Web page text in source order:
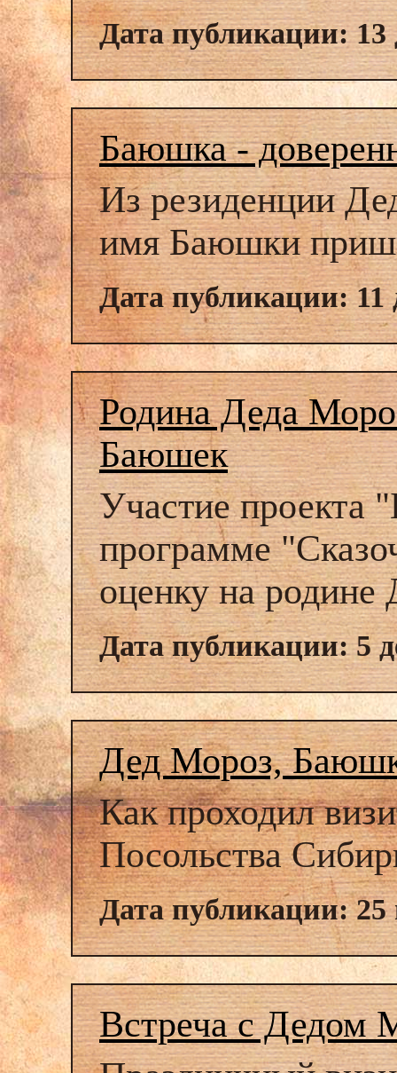
Дата публикации: 13
Баюшка -
Из резиденции
имя Баюшки
Дата публикации: 11
Родина Деда
Баюшек
Участие проекта
программе
оценку на родине
Дата публикации: 5
Дед Мороз,
Как проходил
Посольства
Дата публикации: 25
Встреча с Дедом